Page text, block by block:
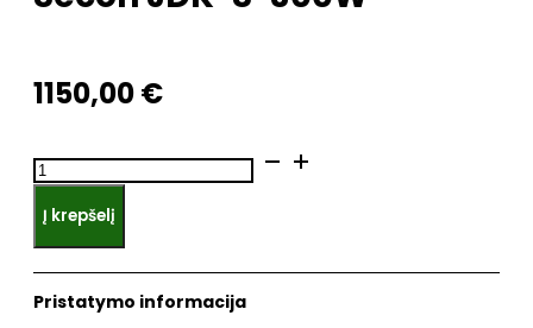
1150,00€
produkto
kiekis:
Membraninė
orapūtė
Secoh
JDK-
Į krepšelį
Pristatymo informacija